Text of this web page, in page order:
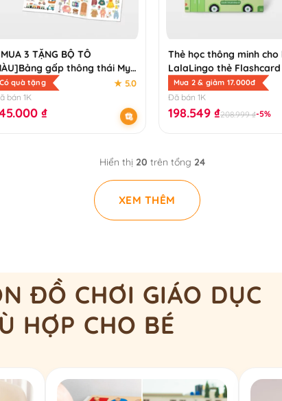
3 TẶNG BỘ TÔ
gấp thông thái My
first learning chart – phiên bản
Có quà tặng ★ 5.0
bán 1K
₫
Thẻ học thông minh cho
LalaLingo thẻ
ngữ Anh Việt giáo dục
Mua 2 & giảm 17.000đ
Đã bán 1K
198.549 ₫208.999₫-5%
Hiển thị 20 trên tổng 24
XEM THÊM
ĐỒ CHƠI GIÁO DỤC
HỢP CHO BÉ